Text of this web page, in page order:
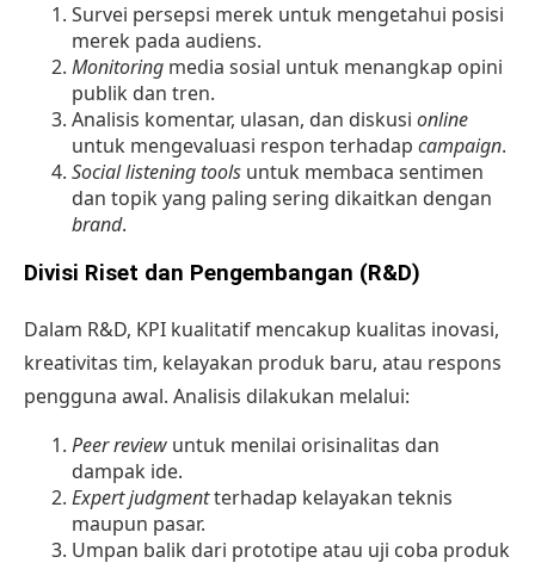
Survei persepsi merek untuk mengetahui posisi
merek pada audiens.
Monitoring media sosial untuk menangkap opini
publik dan tren.
Analisis komentar, ulasan, dan diskusi online
untuk mengevaluasi respon terhadap campaign.
Social listening tools untuk membaca sentimen
dan topik yang paling sering dikaitkan dengan
brand.
Divisi Riset dan Pengembangan (R&D)
Dalam R&D, KPI kualitatif mencakup kualitas inovasi,
kreativitas tim, kelayakan produk baru, atau respons
pengguna awal. Analisis dilakukan melalui:
Peer review untuk menilai orisinalitas dan
dampak ide.
Expert judgmentterhadap kelayakan teknis
maupun pasar.
Umpan balik dari prototipe atau uji coba produk